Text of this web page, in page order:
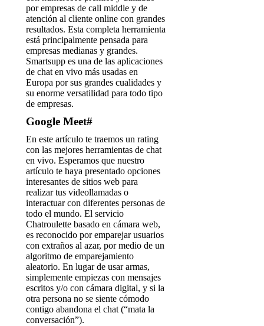
por empresas de call middle y de
atención al cliente online con grandes
resultados. Esta completa herramienta
está principalmente pensada para
empresas medianas y grandes.
Smartsupp es una de las aplicaciones
de chat en vivo más usadas en
Europa por sus grandes cualidades y
su enorme versatilidad para todo tipo
de empresas.
Google Meet#
En este artículo te traemos un rating
con las mejores herramientas de chat
en vivo. Esperamos que nuestro
artículo te haya presentado opciones
interesantes de sitios web para
realizar tus videollamadas o
interactuar con diferentes personas de
todo el mundo. El servicio
Chatroulette basado en cámara web,
es reconocido por emparejar usuarios
con extraños al azar, por medio de un
algoritmo de emparejamiento
aleatorio. En lugar de usar armas,
simplemente empiezas con mensajes
escritos y/o con cámara digital, y si la
otra persona no se siente cómodo
contigo abandona el chat (“mata la
conversación”).